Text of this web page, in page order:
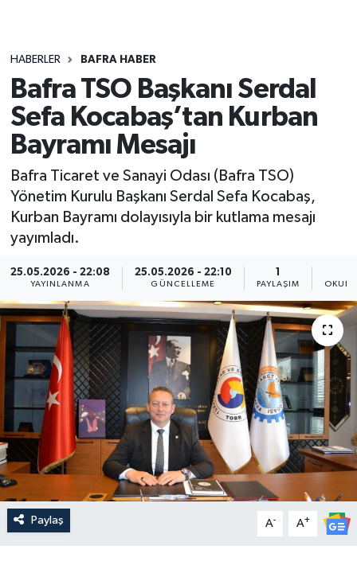
HABERLER BAFRA HABER
Bafra TSO Başkanı Serdal
Sefa Kocabaş’tan Kurban
Bayramı Mesajı
Bafra Ticaret ve Sanayi Odası (Bafra TSO)
Yönetim Kurulu Başkanı Serdal Sefa Kocabaş,
Kurban Bayramı dolayısıyla bir kutlama mesajı
yayımladı.
25.05.2026 - 22:08
YAYINLANMA
25.05.2026 - 22:10
GÜNCELLEME
1
PAYLAŞIM
Paylaş A- A+